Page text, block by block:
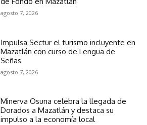
agosto 7, 2026
Impulsa Sectur el turismo incluyente en
Mazatlán con curso de Lengua de
Señas
agosto 7, 2026
Minerva Osuna celebra la llegada de
Dorados a Mazatlán y destaca su
impulso a la economía local